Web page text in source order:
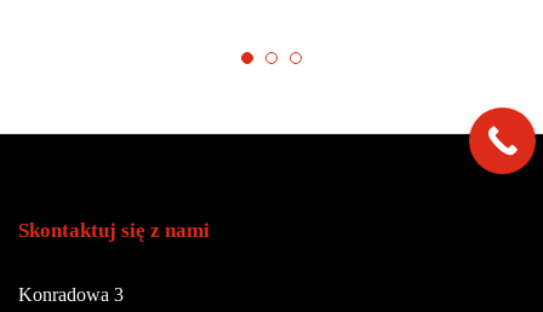
Skontaktuj się z nami
Konradowa 3